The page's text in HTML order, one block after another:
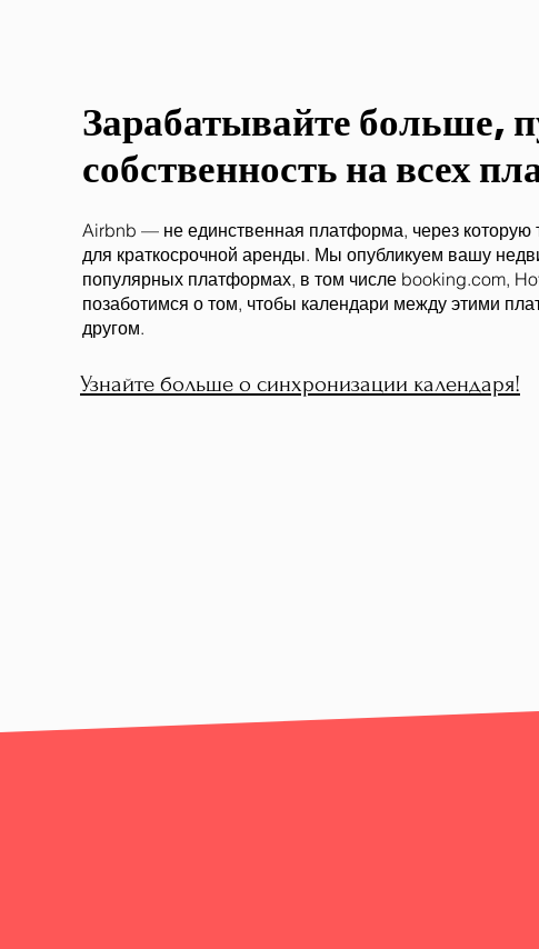
Зарабатывайте больше,
собственность на всех
Airbnb — не единственная платформа, через которую
для краткосрочной аренды. Мы опубликуем вашу
популярных платформах, в том числе booking.com,
позаботимся о том, чтобы календари между этими
другом.
Узнайте больше о синхронизации календаря!